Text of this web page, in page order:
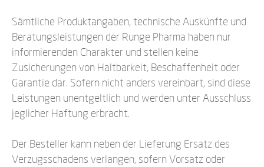
Sämtliche Produktangaben, technische Auskünfte und
Beratungsleistungen der Runge Pharma haben nur
informierenden Charakter und stellen keine
Zusicherungen von Haltbarkeit, Beschaffenheit oder
Garantie dar. Sofern nicht anders vereinbart, sind diese
Leistungen unentgeltlich und werden unter Ausschluss
jeglicher Haftung erbracht.
Der Besteller kann neben der Lieferung Ersatz des
Verzugsschadens verlangen, sofern Vorsatz oder